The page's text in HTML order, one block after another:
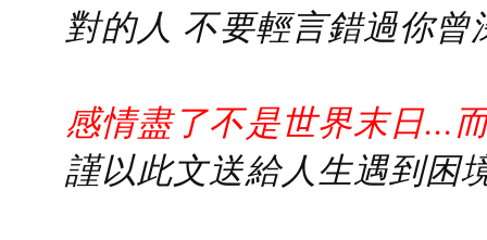
對的人 不要輕言錯過你曾
感情盡了不是世界末日...
謹以此文送給人生遇到困